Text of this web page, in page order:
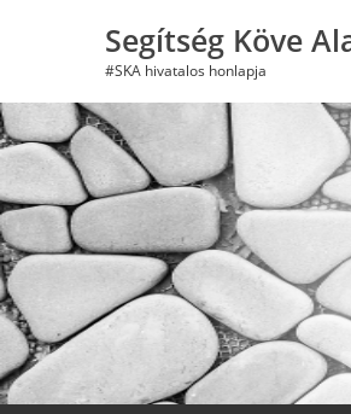
Segítség Köve
#SKA hivatalos honlapja